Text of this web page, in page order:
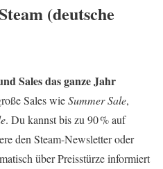
(deutsche
Sales das ganze Jahr
Sales wieSummer Sale,
. Du kannst bis zu 90 % auf
den Steam-Newsletter oder
über Preisstürze informiert